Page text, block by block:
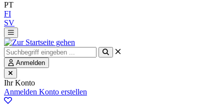
PT
FI
SV
Anmelden
Ihr Konto
Anmelden Konto erstellen